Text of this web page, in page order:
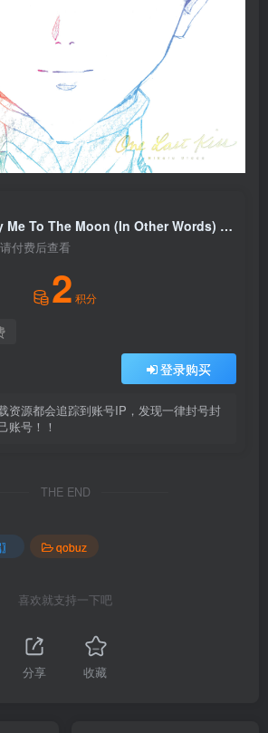
宇多田ヒカル – Fly Me To The Moon (In Other Words) (2007 MIX ／ 2021 Remastered)【44.1kHz／16bit】日本区
付费后查看
2 积分
登录购买
资源都会追踪到账号IP，发现一律封号封
账号！！
THE END
qobuz
喜欢就支持一下吧
分享 收藏